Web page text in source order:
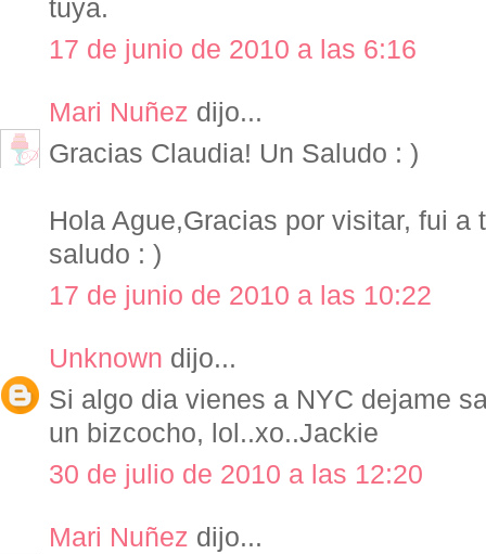
tuya.
17 de junio de 2010 a las 6:16
Mari Nuñez dijo...
Gracias Claudia! Un Saludo : )
Hola Ague,Gracias por visitar, fui a
saludo : )
17 de junio de 2010 a las 10:22
Unknown dijo...
Si algo dia vienes a NYC dejame
un bizcocho, lol..xo..Jackie
30 de julio de 2010 a las 12:20
Mari Nuñez dijo...